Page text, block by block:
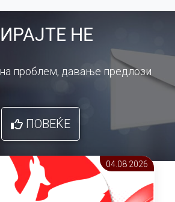
НЕ
проблем, давање предлози
ПОВЕЌЕ
04.08 2026